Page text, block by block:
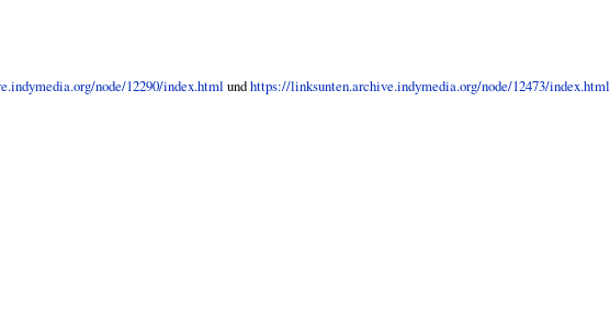
node/12290/index.html undhttps://linksunten.archive.indymedia.org/node/12473/index.html